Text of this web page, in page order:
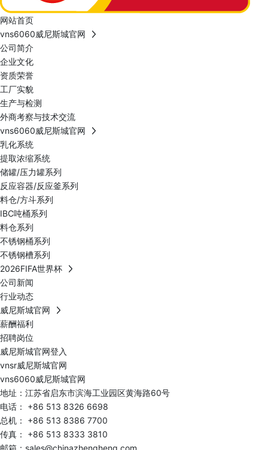
网站首页
vns6060威尼斯城官网
公司简介
企业文化
资质荣誉
工厂实貌
生产与检测
外商考察与技术交流
vns6060威尼斯城官网
乳化系统
提取浓缩系统
储罐/压力罐系列
反应容器/反应釜系列
料仓/方斗系列
IBC吨桶系列
料仓系列
不锈钢桶系列
不锈钢槽系列
2026FIFA世界杯
公司新闻
行业动态
威尼斯城官网
薪酬福利
招聘岗位
威尼斯城官网登入
vnsr威尼斯城官网
vns6060威尼斯城官网
地址：江苏省启东市滨海工业园区黄海路60号
电话： +86 513 8326 6698
总机： +86 513 8386 7700
传真： +86 513 8333 3810
邮箱： sales@chinazhengheng.com